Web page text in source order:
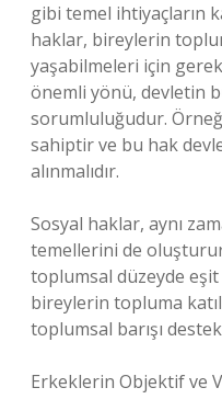
gibi temel ihtiyaçların
haklar, bireylerin
yaşabilmeleri için
önemli yönü, devletin
sorumluluğudur.
sahiptir ve bu hak
alınmalıdır.
Sosyal haklar, aynı
temellerini de
toplumsal düzeyde
bireylerin topluma
toplumsal barışı
Erkeklerin Objektif ve